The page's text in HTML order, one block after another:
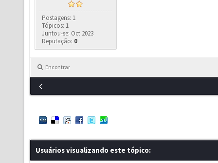
Postagens: 1
Tópicos: 1
Juntou-se: Oct 2023
Reputação: 0
Encontrar
Usuários visualizando este tópico: